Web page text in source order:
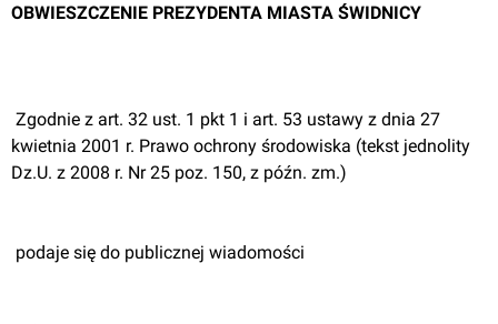
OBWIESZCZENIE PREZYDENTA MIASTA ŚWIDNICY
kwietnia 2001 r. Prawo ochrony środowiska (tekst jednolity
Dz.U. z 2008 r. Nr 25 poz. 150, z późn. zm.)
podaje się do publicznej wiadomości